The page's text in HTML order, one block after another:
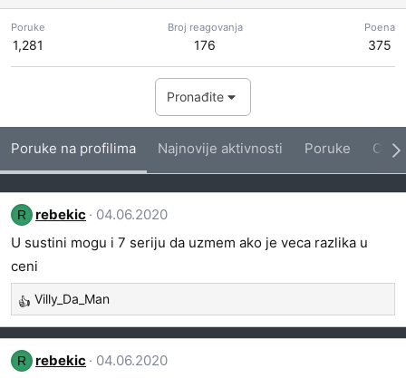
Poruke
1,281
Broj reagovanja
176
Poena
375
Pronađite
Poruke na profilima Najnovije aktivnosti Poruke O
R rebekic
04.06.2020
U sustini mogu i 7 seriju da uzmem ako je veca razlika u
ceni
R
e
a
g
Villy_Da_Man
R rebekic
04.06.2020